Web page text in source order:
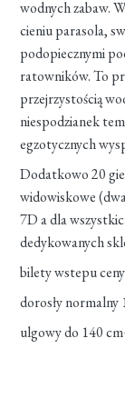
wodnych zabaw.
cieniu parasola,
podopiecznymi
ratowników. To
przejrzystością
niespodzianek
egzotycznych
Dodatkowo 20
widowiskowe
7D a dla
dedykowanych
bilety wstepu
dorosły normalny
ulgowy do 140